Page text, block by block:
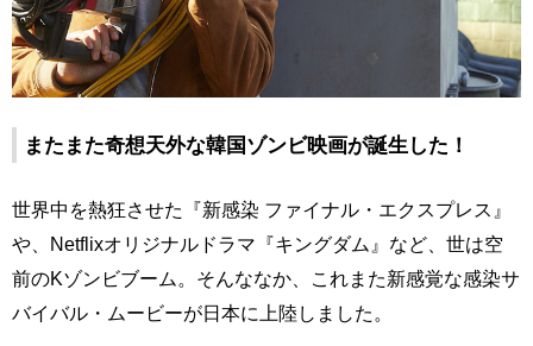
またまた奇想天外な韓国ゾンビ映画が誕生した！
世界中を熱狂させた『新感染 ファイナル・エクスプレス』
や、Netflixオリジナルドラマ『キングダム』など、世は空
前のKゾンビブーム。そんななか、これまた新感覚な感染サ
バイバル・ムービーが日本に上陸しました。